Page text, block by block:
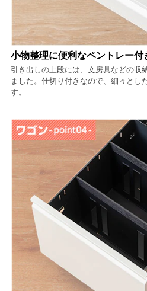
小物整理に便利なペントレー付
引き出しの上段には、文房具などの収
ました。仕切り付きなので、細々とし
す。